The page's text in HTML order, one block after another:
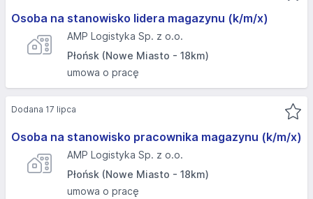
Osoba na stanowisko lidera magazynu (k/m/x)
AMP Logistyka Sp. z o.o.
Płońsk (Nowe Miasto - 18km)
umowa o pracę
Osoba na stanowisko pracownika magazynu (k/m/x)
AMP Logistyka Sp. z o.o.
Płońsk (Nowe Miasto - 18km)
umowa o pracę
Dodana 17 lipca